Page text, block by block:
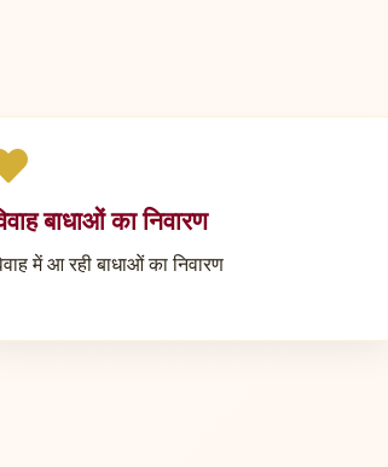
बाधाओं का निवारण
में आ रही बाधाओं का निवारण